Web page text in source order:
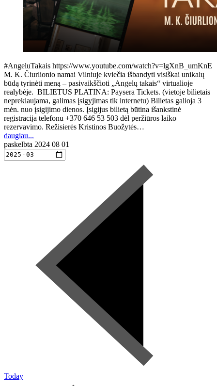
#AngeluTakais https://www.youtube.com/watch?v=lgXnB_umKnE
M. K. Čiurlionio namai Vilniuje kviečia išbandyti visiškai unikalų
būdą tyrinėti meną – pasivaikščioti „Angelų takais“ virtualioje
realybėje. BILIETUS PLATINA: Paysera Tickets. (vietoje bilietais
neprekiaujama, galimas įsigyjimas tik internetu) Bilietas galioja 3
mėn. nuo įsigijimo dienos. Įsigijus bilietą būtina išankstinė
registracija telefonu +370 646 53 503 dėl peržiūros laiko
rezervavimo. Režisierės Kristinos Buožytės…
daugiau...
paskelbta 2024 08 01
Today